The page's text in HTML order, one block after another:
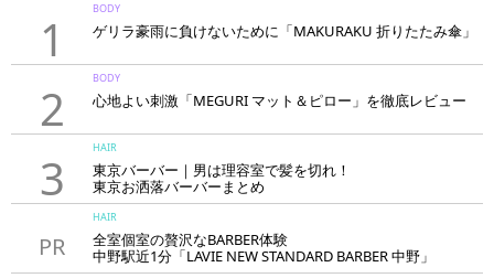
1
BODY
ゲリラ豪雨に負けないために「MAKURAKU 折りたたみ傘」
2
BODY
心地よい刺激「MEGURI マット＆ピロー」を徹底レビュー
3
HAIR
東京バーバー｜男は理容室で髪を切れ！
東京お洒落バーバーまとめ
PR
HAIR
全室個室の贅沢なBARBER体験
中野駅近1分「LAVIE NEW STANDARD BARBER 中野」